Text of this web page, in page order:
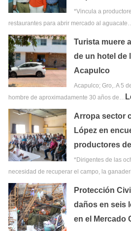
*Vincula a
restaurantes para abrir mercado al
Turista muere
de un hotel de
Acapulco
Acapulco; Gro,. A 5
hombre de aproximadamente 30 años de…
Arropa sector
López en
productores
*Dirigentes de las
necesidad de recuperar el campo, la
Protección
daños en seis
en el Mercado